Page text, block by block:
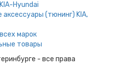
Hyundai
(тюнинг) KIA,
марок
товары
- все права